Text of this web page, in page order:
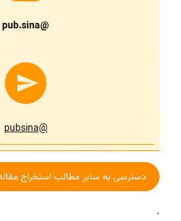
@pub.sina
@pubsina
دسترسی به سایر مطالب استخراج مقاله
.